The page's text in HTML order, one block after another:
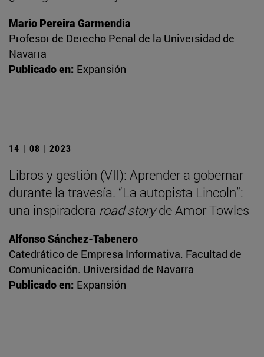
Mario Pereira Garmendia
Profesor de Derecho Penal de la Universidad de
Navarra
Publicado en: Expansión
14 | 08 | 2023
Libros y gestión (VII): Aprender a gobernar
durante la travesía. “La autopista Lincoln”:
una inspiradora road storyde Amor Towles
Alfonso Sánchez-Tabenero
Catedrático de Empresa Informativa. Facultad de
Comunicación. Universidad de Navarra
Publicado en: Expansión